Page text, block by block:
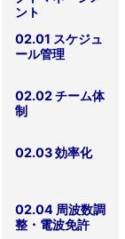
ント
02.01 スケジュ
ール管理
02.02 チーム体
制
02.03 効率化
02.04 周波数調
整・電波免許